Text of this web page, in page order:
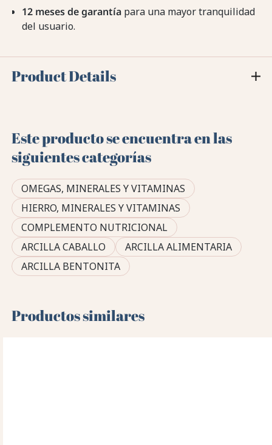
12 meses de garantía para una mayor tranquilidad
del usuario.
Product Details
Este producto se encuentra en las
siguientes categorías
OMEGAS, MINERALES Y VITAMINAS
HIERRO, MINERALES Y VITAMINAS
COMPLEMENTO NUTRICIONAL
ARCILLA CABALLO
ARCILLA ALIMENTARIA
ARCILLA BENTONITA
Productos similares